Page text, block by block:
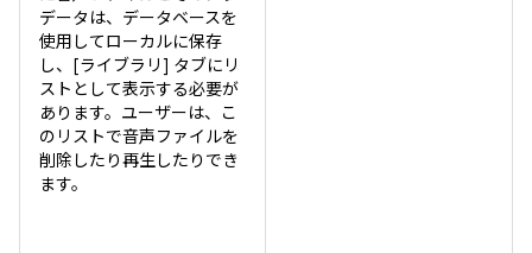
データは、データベースを
使用してローカルに保存
し、[ライブラリ] タブにリ
ストとして表示する必要が
あります。ユーザーは、こ
のリストで音声ファイルを
削除したり再生したりでき
ます。